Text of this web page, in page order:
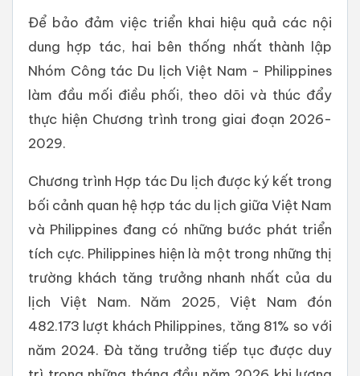
Để bảo đảm việc triển khai hiệu quả các nội
dung hợp tác, hai bên thống nhất thành lập
Nhóm Công tác Du lịch Việt Nam - Philippines
làm đầu mối điều phối, theo dõi và thúc đẩy
thực hiện Chương trình trong giai đoạn 2026-
2029.
Chương trình Hợp tác Du lịch được ký kết trong
bối cảnh quan hệ hợp tác du lịch giữa Việt Nam
và Philippines đang có những bước phát triển
tích cực. Philippines hiện là một trong những thị
trường khách tăng trưởng nhanh nhất của du
lịch Việt Nam. Năm 2025, Việt Nam đón
482.173 lượt khách Philippines, tăng 81% so với
năm 2024. Đà tăng trưởng tiếp tục được duy